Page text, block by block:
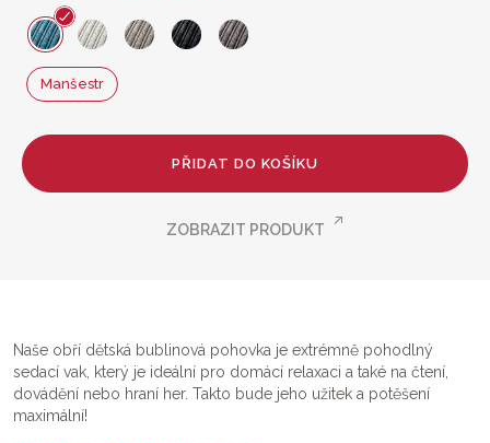
Manšestr
PŘIDAT DO KOŠÍKU
ZOBRAZIT PRODUKT
Naše obří dětská bublinová pohovka je extrémně pohodlný
sedací vak, který je ideální pro domácí relaxaci a také na čtení,
dovádění nebo hraní her. Takto bude jeho užitek a potěšení
maximální!